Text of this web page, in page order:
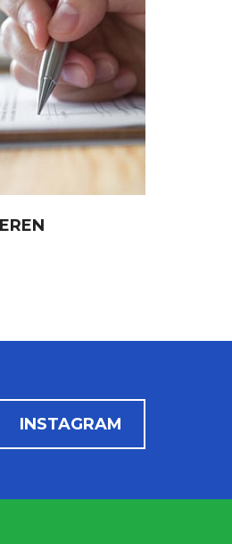
INSTAGRAM